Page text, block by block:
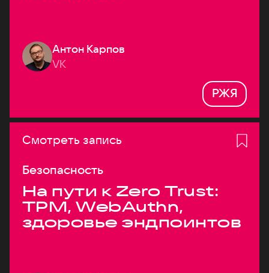
Антон Карпов
VK
РЖЯ
Смотреть запись
Безопасность
На пути к Zero Trust:
TPM, WebAuthn,
здоровье эндпоинтов